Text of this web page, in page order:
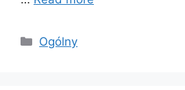
Categories
Ogólny